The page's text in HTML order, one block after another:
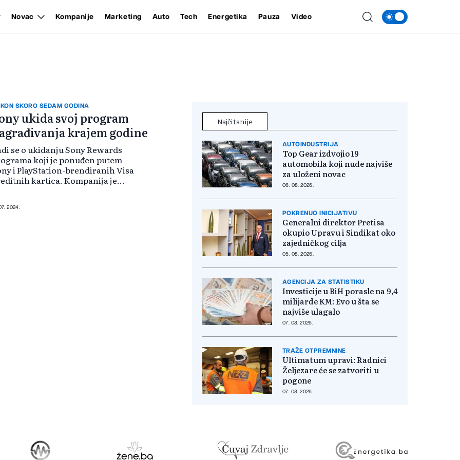
Novac Kompanije Marketing Auto Tech Energetika Pauza Video
SKORO SEDAM GODINA
ukida svoj program
krajem godine
se o ukidanju Sony Rewards
koji je ponuđen putem
i PlayStation-brendiranih Visa
kartica. Kompanija je
websajt i mobilna aplik...
2024.
Najčitanije
AUTOINDUSTRIJA
Top Gear izdvojio 19
automobila koji nude najviše
za uloženi novac
06. 08. 2026.
POKRENUO INICIJATIVU
Generalni direktor Pretisa
okupio Upravu i Sindikat oko
zajedničkog cilja
05. 08. 2026.
AGENCIJA ZA STATISTIKU
Investicije u BiH porasle na 9,4
milijarde KM: Evo u šta se
najviše ulagalo
07. 08. 2026.
TRAŽE OTPREMNINE
Ultimatum upravi: Radnici
Željezare će se zatvoriti u
pogone
07. 08. 2026.